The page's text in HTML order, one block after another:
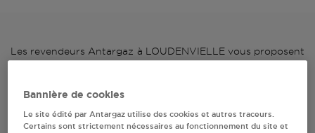
Les revendeurs Antargaz à LOUDENVIELLE vous proposent
revendeurs Antargaz à LOUDENVIELLE, l'adresse, le numéro
bouteilles de gaz.
Bannière de cookies
Le site édité par Antargaz utilise des cookies et autres traceurs.
Certains sont strictement nécessaires au fonctionnement du site et